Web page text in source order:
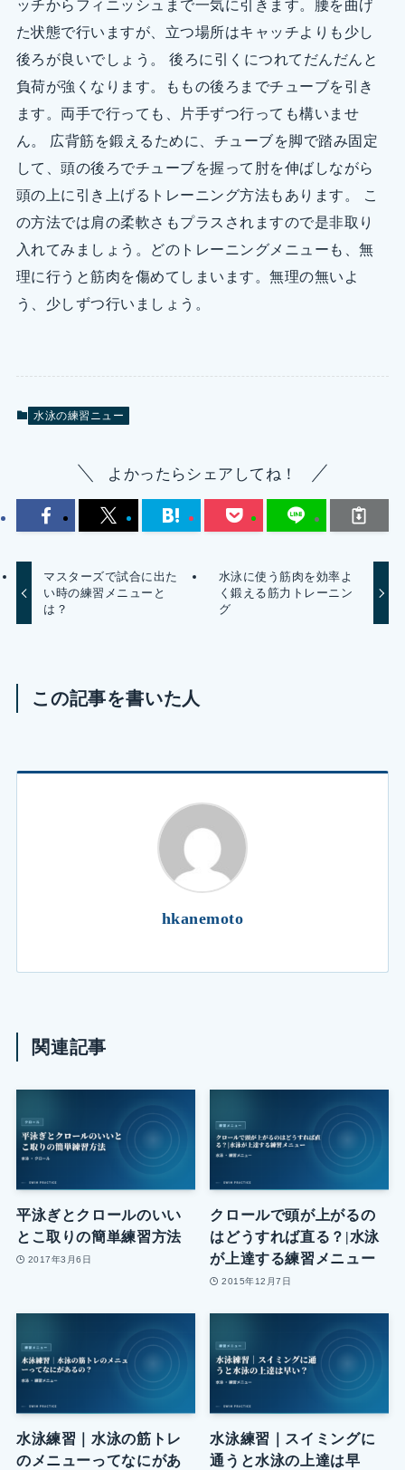
ッチからフィニッシュまで一気に引きます。腰を曲げ
た状態で行いますが、立つ場所はキャッチよりも少し
後ろが良いでしょう。 後ろに引くにつれてだんだんと
負荷が強くなります。ももの後ろまでチューブを引き
ます。両手で行っても、片手ずつ行っても構いませ
ん。 広背筋を鍛えるために、チューブを脚で踏み固定
して、頭の後ろでチューブを握って肘を伸ばしながら
頭の上に引き上げるトレーニング方法もあります。 こ
の方法では肩の柔軟さもプラスされますので是非取り
入れてみましょう。どのトレーニングメニューも、無
理に行うと筋肉を傷めてしまいます。無理の無いよ
う、少しずつ行いましょう。
水泳の練習ニュー
よかったらシェアしてね！
マスターズで試合に出た
い時の練習メニューと
は？
水泳に使う筋肉を効率よ
く鍛える筋力トレーニン
グ
この記事を書いた人
hkanemoto
関連記事
平泳ぎとクロールのいい
とこ取りの簡単練習方法
2017年3月6日
クロールで頭が上がるの
はどうすれば直る？|水泳
が上達する練習メニュー
2015年12月7日
水泳練習｜水泳の筋トレ
のメニューってなにがあ
水泳練習｜スイミングに
通うと水泳の上達は早